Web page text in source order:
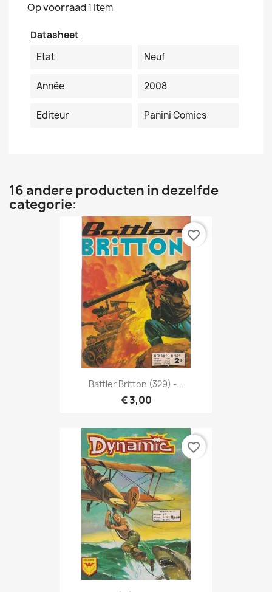
Op voorraad 1 Item
Datasheet
Etat
Neuf
Année 2008
Editeur Panini Comics
16 andere producten in dezelfde
categorie:
Battler Britton (329) -...
€ 3,00
favorite_border
favorite_border